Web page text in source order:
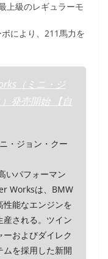
上級のレギュラーモ
により、211馬力を
（ミニ・ジ
発売開始 【自
・ジョン・クー
いパフォーマン
Worksは、BMW
性能なエンジンを
される。ツイン
およびダイレク
ムを採用した新開